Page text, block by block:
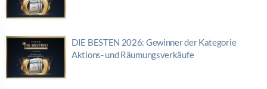
DIE BESTEN 2026: Gewinner der Kategorie
Aktions- und Räumungsverkäufe